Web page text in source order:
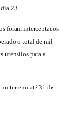
dia 23.
foram interceptados
o total de mil
utensílos para a
terreno até 31 de